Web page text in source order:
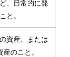
、日常的に発
と。
資産、または
のこと。